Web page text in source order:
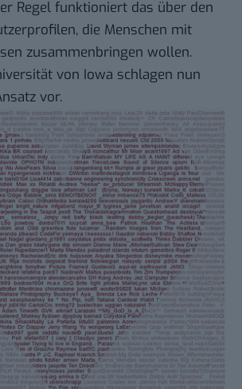
Regel funktioniert das über den
die Menschen mit
zusammenbringen wollen.
von Iowa schlagen nun
vor.